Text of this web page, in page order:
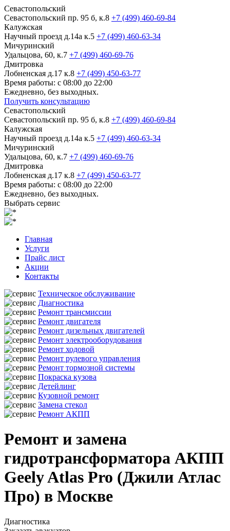
Севастопольский
Севастопольский пр. 95 б, к.8 +7 (499) 460-69-84
Калужская
Научный проезд д.14а к.5 +7 (499) 460-63-34
Мичуринский
Удальцова, 60, к.7 +7 (499) 460-69-76
Дмитровка
Лобненская д.17 к.8 +7 (499) 450-63-77
Время работы: с 08:00 до 22:00
Ежедневно, без выходных.
Получить консультацию
Севастопольский
Севастопольский пр. 95 б, к.8 +7 (499) 460-69-84
Калужская
Научный проезд д.14а к.5 +7 (499) 460-63-34
Мичуринский
Удальцова, 60, к.7 +7 (499) 460-69-76
Дмитровка
Лобненская д.17 к.8 +7 (499) 450-63-77
Время работы: с 08:00 до 22:00
Ежедневно, без выходных.
Выбрать сервис
Главная
Услуги
Прайс лист
Акции
Контакты
Техническое обслуживание
Диагностика
Ремонт трансмиссии
Ремонт двигателя
Ремонт дизельных двигателей
Ремонт электрооборудования
Ремонт ходовой
Ремонт рулевого управления
Ремонт тормозной системы
Покраска кузова
Детейлинг
Кузовной ремонт
Замена стекол
Ремонт АКПП
Ремонт и замена
гидротрансформатора АКПП
Geely Atlas Pro (Джили Атлас
Про) в Москве
Диагностика